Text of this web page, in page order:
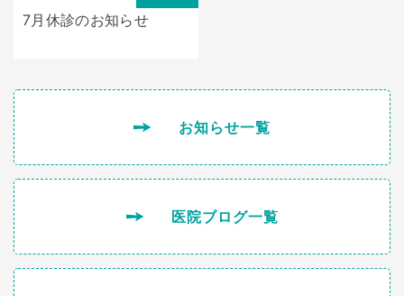
7月休診のお知らせ
お知らせ一覧
医院ブログ一覧